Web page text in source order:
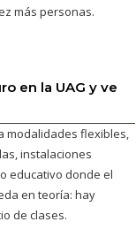
más personas.
en la UAG y ve
modalidades flexibles,
instalaciones
educativo donde el
en teoría: hay
de clases.